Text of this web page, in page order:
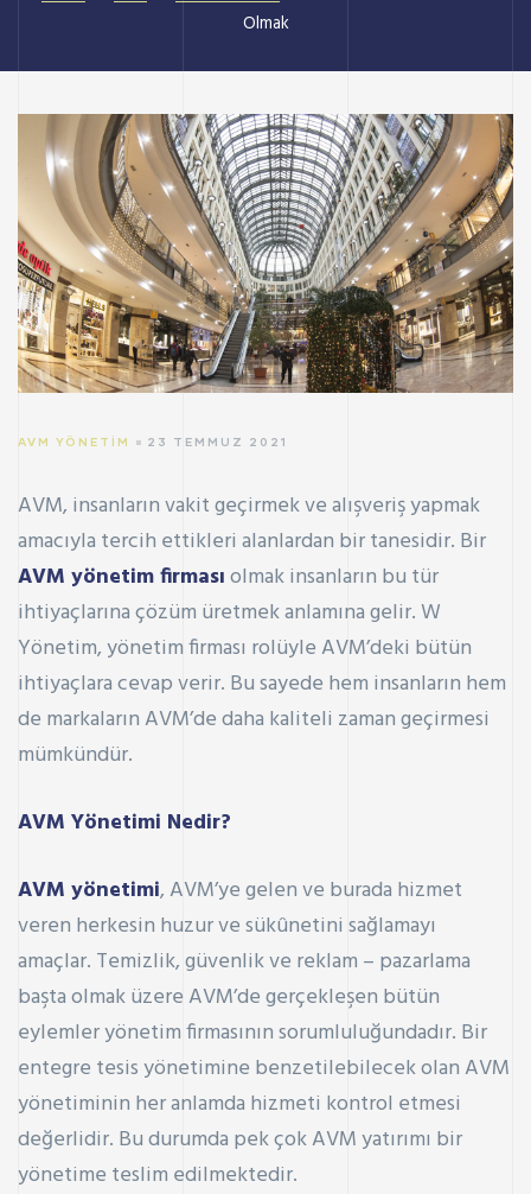
Olmak
AVM YÖNETIM 23 TEMMUZ 2021
AVM, insanların vakit geçirmek ve alışveriş yapmak
amacıyla tercih ettikleri alanlardan bir tanesidir. Bir
AVM yönetim firmasıolmak insanların bu tür
ihtiyaçlarına çözüm üretmek anlamına gelir. W
Yönetim, yönetim firması rolüyle AVM’deki bütün
ihtiyaçlara cevap verir. Bu sayede hem insanların hem
de markaların AVM’de daha kaliteli zaman geçirmesi
mümkündür.
AVM Yönetimi Nedir?
AVM yönetimi, AVM’ye gelen ve burada hizmet
veren herkesin huzur ve sükûnetini sağlamayı
amaçlar. Temizlik, güvenlik ve reklam – pazarlama
başta olmak üzere AVM’de gerçekleşen bütün
eylemler yönetim firmasının sorumluluğundadır. Bir
entegre tesis yönetimine benzetilebilecek olan AVM
yönetiminin her anlamda hizmeti kontrol etmesi
değerlidir. Bu durumda pek çokAVM yatırımı bir
yönetime teslim edilmektedir.